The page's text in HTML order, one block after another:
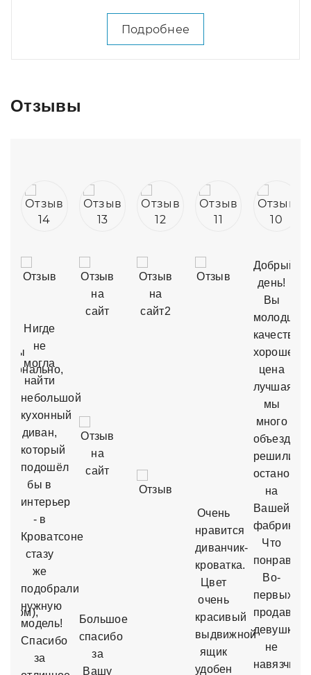
Подробнее
Отзывы
Нигде
не
могла
найти
небольшой
кухонный
диван,
который
подошёл
бы в
интерьер
- в
Кроватсоне
стазу
же
подобрали
нужную
модель!
Спасибо
за
Большое
спасибо
за
Вашу
Очень
нравится
диванчик-
кроватка.
Цвет
очень
красивый
выдвижной
ящик
удобен
Добрый
день!
Вы
молодцы,
качество
хорошее,
цена
лучшая,
мы
много
решили
на
Вашей
фабрике.
Что
Во-
первых,
продавец,
девушка,
не